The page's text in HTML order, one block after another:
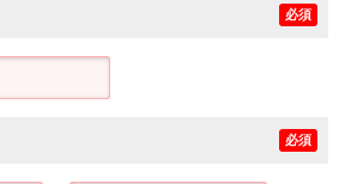
必須
必須